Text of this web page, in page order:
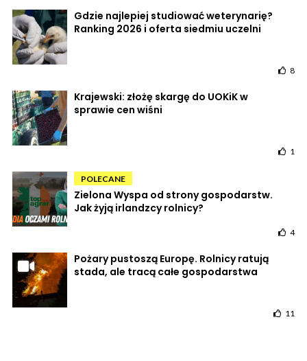
Gdzie najlepiej studiować weterynarię?
Ranking 2026 i oferta siedmiu uczelni
8
Krajewski: złożę skargę do UOKiK w
sprawie cen wiśni
1
POLECANE
Zielona Wyspa od strony gospodarstw.
Jak żyją irlandzcy rolnicy?
4
Pożary pustoszą Europę. Rolnicy ratują
stada, ale tracą całe gospodarstwa
11